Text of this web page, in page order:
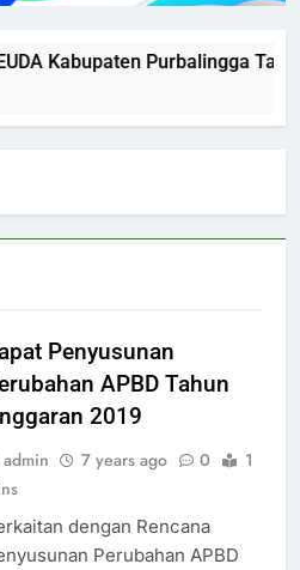
Kabupaten Purbalingga
Penyusunan
APBD Tahun
2019
admin 7 years ago 0
1
dengan Rencana
Perubahan APBD